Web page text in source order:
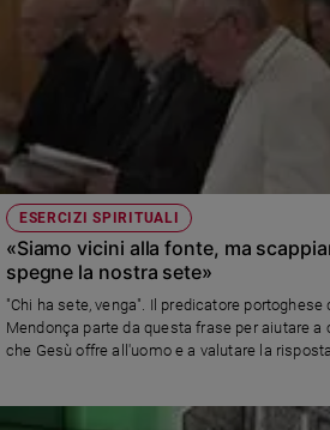
ESERCIZI SPIRITUALI
«Siamo vicini alla fonte, ma
spegne la nostra sete»
"Chi ha sete, venga". Il predicatore
Mendonça parte da questa frase per aiutare a
che Gesù offre all'uomo e a valutare la